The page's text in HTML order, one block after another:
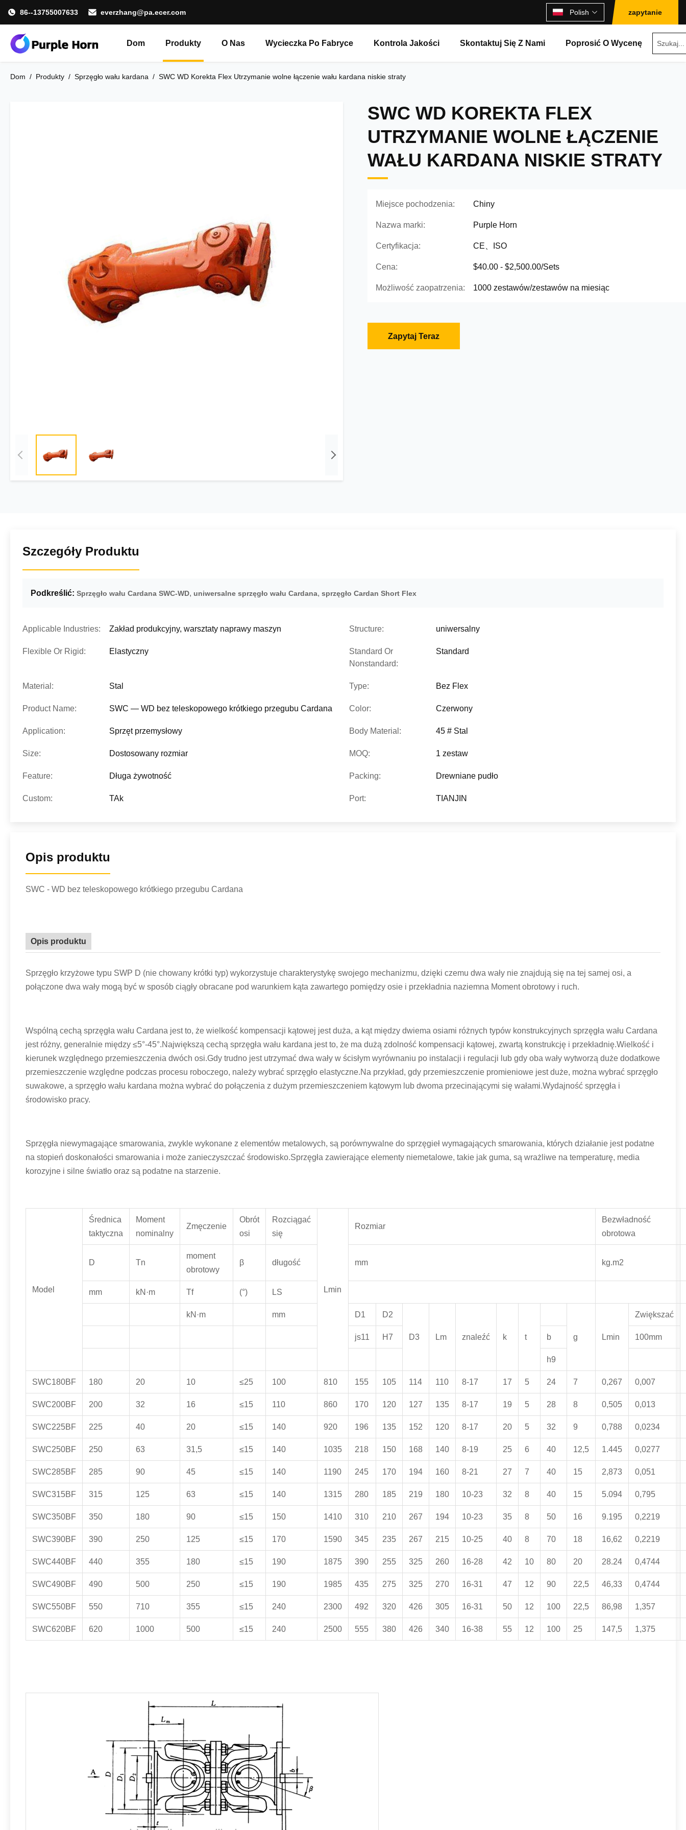
86--13755007633 everzhang@pa.ecer.com Polish zapytanie
Dom Produkty O Nas Wycieczka Po Fabryce Kontrola Jakości Skontaktuj Się Z Nami Poprosić O Wycenę
Dom / Produkty / Sprzęgło wału kardana / SWC WD Korekta Flex Utrzymanie wolne łączenie wału kardana niskie straty
SWC WD KOREKTA FLEX
UTRZYMANIE WOLNE ŁĄCZENIE
WAŁU KARDANA NISKIE STRATY
Miejsce pochodzenia: Chiny
Nazwa marki: Purple Horn
Certyfikacja: CE、ISO
Cena: $40.00 - $2,500.00/Sets
Możliwość zaopatrzenia: 1000 zestawów/zestawów na miesiąc
Zapytaj Teraz
Szczegóły Produktu
Podkreślić: Sprzęgło wału Cardana SWC-WD, uniwersalne sprzęgło wału Cardana, sprzęgło Cardan Short Flex
Applicable Industries: Zakład produkcyjny, warsztaty naprawy maszyn Structure: uniwersalny
Flexible Or Rigid: Elastyczny
Standard Or
Nonstandard:
Standard
Material: Stal Type: Bez Flex
Product Name: SWC — WD bez teleskopowego krótkiego przegubu Cardana Color: Czerwony
Application: Sprzęt przemysłowy Body Material: 45 # Stal
Size: Dostosowany rozmiar MOQ: 1 zestaw
Feature: Długa żywotność Packing: Drewniane pudło
Custom: TAk Port: TIANJIN
Opis produktu
SWC - WD bez teleskopowego krótkiego przegubu Cardana
Opis produktu
Sprzęgło krzyżowe typu SWP D (nie chowany krótki typ) wykorzystuje charakterystykę swojego mechanizmu, dzięki czemu dwa wały nie znajdują się na tej samej osi, a
połączone dwa wały mogą być w sposób ciągły obracane pod warunkiem kąta zawartego pomiędzy osie i przekładnia naziemna Moment obrotowy i ruch.
Wspólną cechą sprzęgła wału Cardana jest to, że wielkość kompensacji kątowej jest duża, a kąt między dwiema osiami różnych typów konstrukcyjnych sprzęgła wału Cardana
jest różny, generalnie między ≤5°-45°.Największą cechą sprzęgła wału kardana jest to, że ma dużą zdolność kompensacji kątowej, zwartą konstrukcję i przekładnię.Wielkość i
kierunek względnego przemieszczenia dwóch osi.Gdy trudno jest utrzymać dwa wały w ścisłym wyrównaniu po instalacji i regulacji lub gdy oba wały wytworzą duże dodatkowe
przemieszczenie względne podczas procesu roboczego, należy wybrać sprzęgło elastyczne.Na przykład, gdy przemieszczenie promieniowe jest duże, można wybrać sprzęgło
suwakowe, a sprzęgło wału kardana można wybrać do połączenia z dużym przemieszczeniem kątowym lub dwoma przecinającymi się wałami.Wydajność sprzęgła i
środowisko pracy.
Sprzęgła niewymagające smarowania, zwykle wykonane z elementów metalowych, są porównywalne do sprzęgieł wymagających smarowania, których działanie jest podatne
na stopień doskonałości smarowania i może zanieczyszczać środowisko.Sprzęgła zawierające elementy niemetalowe, takie jak guma, są wrażliwe na temperaturę, media
korozyjne i silne światło oraz są podatne na starzenie.
Model
Średnica
taktyczna
Moment
nominalny
Zmęczenie
Obrót
osi
Rozciągać
się
Lmin
Rozmiar
Bezwładność
obrotowa
D Tn
moment
obrotowy
β długość mm kg.m2
mm kN·m Tf (°) LS
kN·m mm D1 D2
D3 Lm znaleźć k t g Lmin
Zwiększać
js11 H7 b 100mm
h9
SWC180BF 180 20 10 ≤25 100 810 155 105 114 110 8-17 17 5 24 7 0,267 0,007
SWC200BF 200 32 16 ≤15 110 860 170 120 127 135 8-17 19 5 28 8 0,505 0,013
SWC225BF 225 40 20 ≤15 140 920 196 135 152 120 8-17 20 5 32 9 0,788 0,0234
SWC250BF 250 63 31,5 ≤15 140 1035 218 150 168 140 8-19 25 6 40 12,5 1.445 0,0277
SWC285BF 285 90 45 ≤15 140 1190 245 170 194 160 8-21 27 7 40 15 2,873 0,051
SWC315BF 315 125 63 ≤15 140 1315 280 185 219 180 10-23 32 8 40 15 5.094 0,795
SWC350BF 350 180 90 ≤15 150 1410 310 210 267 194 10-23 35 8 50 16 9.195 0,2219
SWC390BF 390 250 125 ≤15 170 1590 345 235 267 215 10-25 40 8 70 18 16,62 0,2219
SWC440BF 440 355 180 ≤15 190 1875 390 255 325 260 16-28 42 10 80 20 28.24 0,4744
SWC490BF 490 500 250 ≤15 190 1985 435 275 325 270 16-31 47 12 90 22,5 46,33 0,4744
SWC550BF 550 710 355 ≤15 240 2300 492 320 426 305 16-31 50 12 100 22,5 86,98 1,357
SWC620BF 620 1000 500 ≤15 240 2500 555 380 426 340 16-38 55 12 100 25 147,5 1,375